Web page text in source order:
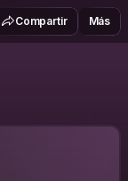
Compartir Más